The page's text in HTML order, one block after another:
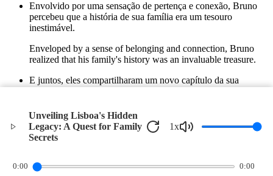
Unveiling Lisboa's Hidden
Legacy: A Quest for Family
Secrets
1x
0:00 0:00
Envolvido por uma sensação de pertença e conexão, Bruno
percebeu que a história de sua família era um tesouro
inestimável.
Enveloped by a sense of belonging and connection, Bruno
realized that his family's history was an invaluable treasure.
E juntos, eles compartilharam um novo capítulo da sua
And together, they shared a new chapter of their own story,
tied by the roots of a past they now knew better.